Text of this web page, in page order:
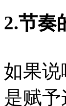
2.节奏
如果说
是赋